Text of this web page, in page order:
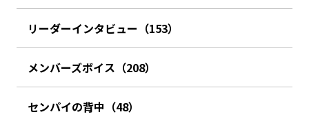
リーダーインタビュー（153）
メンバーズボイス（208）
センパイの背中（48）